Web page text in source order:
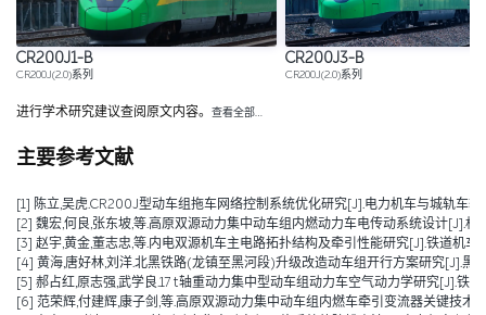
CR200J1-B
CR200J(2.0)系列
CR200J3-B
CR200J(2.0)系列
进行学术研究建议查阅原文内容。 查看全部…
主要参考文献
[1] 陈立,吴虎.CR200J型动车组拖车网络控制系统优化研究[J].电力机车与城轨车
[2] 魏宏,何良,张东坡,等.高原双源动力集中动车组内燃动力车电传动系统设计[J].
[3] 赵宇,黄金,董志忠,等.内电双源机车主电路拓扑结构及牵引性能研究[J].铁道机
[4] 黄海,唐好林,刘洋.北黑铁路(龙镇至黑河段)升级改造动车组开行方案研究[J].黑
[5] 郝占红,原志强,武学良.17 t轴重动力集中型动车组动力车空气动力学研究[J].铁
[6] 范荣辉,付建辉,康子剑,等.高原双源动力集中动车组内燃车牵引变流器关键技术